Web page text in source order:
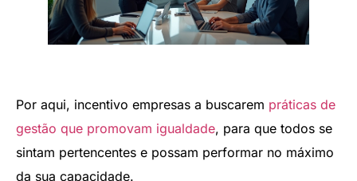
Por aqui, incentivo empresas a buscarem práticas de
gestão que promovam igualdade, para que todos se
sintam pertencentes e possam performar no máximo
da sua capacidade.